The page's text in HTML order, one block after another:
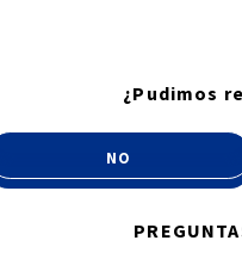
¿Pudimos
NO